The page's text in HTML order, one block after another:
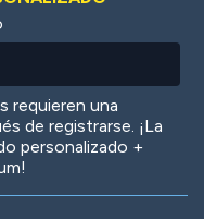
requieren una
de registrarse. ¡La
personalizado +